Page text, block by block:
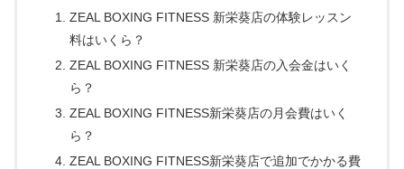
ZEAL BOXING FITNESS 新栄葵店の体験レッスン
料はいくら？
ZEAL BOXING FITNESS 新栄葵店の入会金はいく
ら？
ZEAL BOXING FITNESS新栄葵店の月会費はいく
ら？
ZEAL BOXING FITNESS新栄葵店で追加でかかる費